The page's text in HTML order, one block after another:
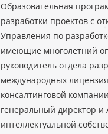
Образовательная
разработки проектов с
Управления по
имеющие многолетний
руководитель отдела
международных
консалтинговой
генеральный директор
интеллектуальной